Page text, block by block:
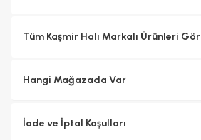
Tüm Kaşmir Halı Markalı Ürünleri Gör
Hangi Mağazada Var
İade ve İptal Koşulları